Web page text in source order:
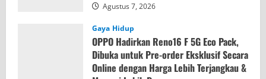
Agustus 7, 2026
Gaya Hidup
OPPO Hadirkan Reno16 F 5G Eco Pack,
Dibuka untuk Pre-order Eksklusif Secara
Online dengan Harga Lebih Terjangkau &